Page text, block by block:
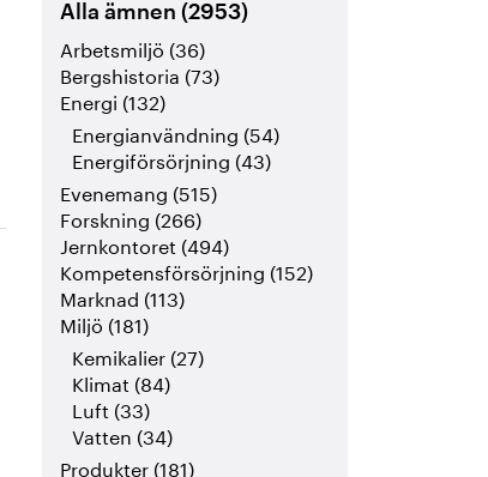
Alla ämnen (2953)
Arbetsmiljö (36)
Bergshistoria (73)
Energi (132)
Energianvändning (54)
Energiförsörjning (43)
Evenemang (515)
Forskning (266)
Jernkontoret (494)
Kompetensförsörjning (152)
Marknad (113)
Miljö (181)
Kemikalier (27)
Klimat (84)
Luft (33)
Vatten (34)
Produkter (181)